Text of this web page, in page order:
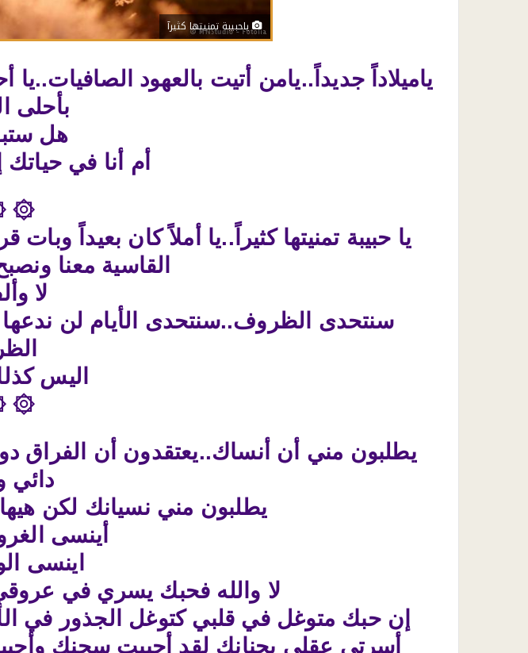
ياحبيبة تمنيتها كثيرآ
ياميلاداً جديداً..يامن أتيت بالعهود
بأحلى
هل
أم أنا في
۞
يا حبيبة تمنيتها كثيراً..يا أملاً كان بعيداً
القاسية معنا
لا
سنتحدى الظروف..سنتحدى الأيام لن
اليس
۞
يطلبون مني أن أنساك..يعتقدون أن الفراق
دائي
يطلبون مني نسيانك لكن
أينسى
اينسى
لا والله فحبك يسري في
إن حبك متوغل في قلبي كتوغل الجذور في
أسرتي عقلي بحنانك لقد أحببت سجنك